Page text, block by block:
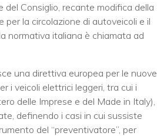
Consiglio, recante modifica della
la circolazione di autoveicoli e il
normativa italiana è chiamata ad
una direttiva europea per le nuove
i veicoli elettrici leggeri, tra cui i
delle Imprese e del Made in Italy),
definendo i casi in cui sussiste
del “preventivatore”, per